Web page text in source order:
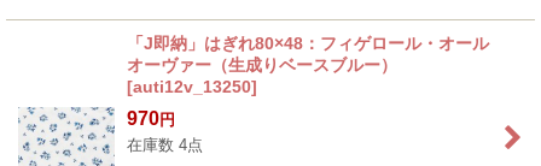
「J即納」はぎれ80×48：フィゲロール・オール
オーヴァー（生成りベースブルー）
[auti12v_13250]
970円
在庫数 4点